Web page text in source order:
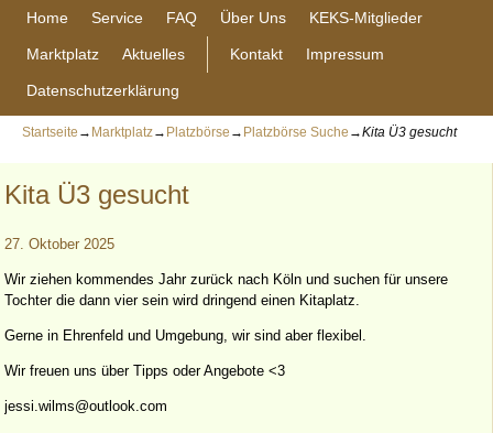
Home Service FAQ Über Uns KEKS-Mitglieder
Marktplatz Aktuelles Kontakt Impressum
Datenschutzerklärung
Startseite → Marktplatz→ Platzbörse → Platzbörse Suche →Kita Ü3 gesucht
Kita Ü3 gesucht
27. Oktober 2025
Wir ziehen kommendes Jahr zurück nach Köln und suchen für unsere
Tochter die dann vier sein wird dringend einen Kitaplatz.
Gerne in Ehrenfeld und Umgebung, wir sind aber flexibel.
Wir freuen uns über Tipps oder Angebote <3
jessi.wilms@outlook.com